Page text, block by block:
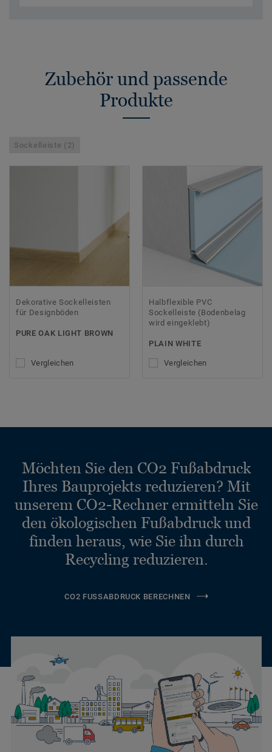
Zubehör und passende
Produkte
Sockelleiste (2)
Dekorative Sockelleisten
für Designböden
PURE OAK LIGHT BROWN
Vergleichen
Halbflexible PVC
Sockelleiste (Bodenbelag
wird eingeklebt)
PLAIN WHITE
Vergleichen
Möchten Sie den CO2 Fußabdruck
Ihres Bauprojekts reduzieren? Mit
unserem CO2-Rechner ermitteln Sie
den ökologischen Fußabdruck und
finden heraus, wie Sie ihn durch
Recycling reduzieren.
CO2 FUSSABDRUCK BERECHNEN